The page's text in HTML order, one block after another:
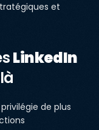
et
LinkedIn
privilégie de plus